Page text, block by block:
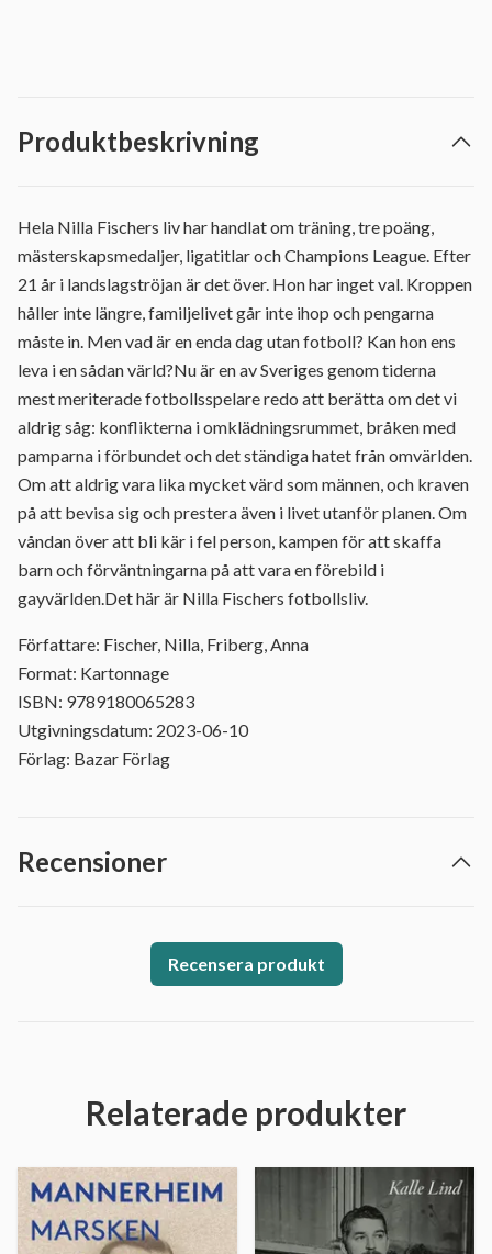
Produktbeskrivning
Hela Nilla Fischers liv har handlat om träning, tre poäng,
mästerskapsmedaljer, ligatitlar och Champions League. Efter
21 år i landslagströjan är det över. Hon har inget val. Kroppen
håller inte längre, familjelivet går inte ihop och pengarna
måste in. Men vad är en enda dag utan fotboll? Kan hon ens
leva i en sådan värld?Nu är en av Sveriges genom tiderna
mest meriterade fotbollsspelare redo att berätta om det vi
aldrig såg: konflikterna i omklädningsrummet, bråken med
pamparna i förbundet och det ständiga hatet från omvärlden.
Om att aldrig vara lika mycket värd som männen, och kraven
på att bevisa sig och prestera även i livet utanför planen. Om
våndan över att bli kär i fel person, kampen för att skaffa
barn och förväntningarna på att vara en förebild i
gayvärlden.Det här är Nilla Fischers fotbollsliv.
Författare: Fischer, Nilla, Friberg, Anna
Format: Kartonnage
ISBN: 9789180065283
Utgivningsdatum: 2023-06-10
Förlag: Bazar Förlag
Recensioner
Recensera produkt
Relaterade produkter